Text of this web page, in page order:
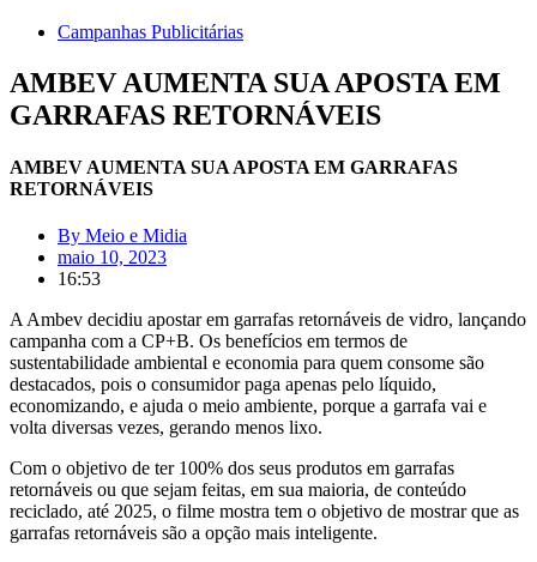
Campanhas Publicitárias
AMBEV AUMENTA SUA APOSTA EM
GARRAFAS RETORNÁVEIS
AMBEV AUMENTA SUA APOSTA EM GARRAFAS
RETORNÁVEIS
By Meio e Midia
maio 10, 2023
16:53
A Ambev decidiu apostar em garrafas retornáveis de vidro, lançando
campanha com a CP+B. Os benefícios em termos de
sustentabilidade ambiental e economia para quem consome são
destacados, pois o consumidor paga apenas pelo líquido,
economizando, e ajuda o meio ambiente, porque a garrafa vai e
volta diversas vezes, gerando menos lixo.
Com o objetivo de ter 100% dos seus produtos em garrafas
retornáveis ou que sejam feitas, em sua maioria, de conteúdo
reciclado, até 2025, o filme mostra tem o objetivo de mostrar que as
garrafas retornáveis são a opção mais inteligente.